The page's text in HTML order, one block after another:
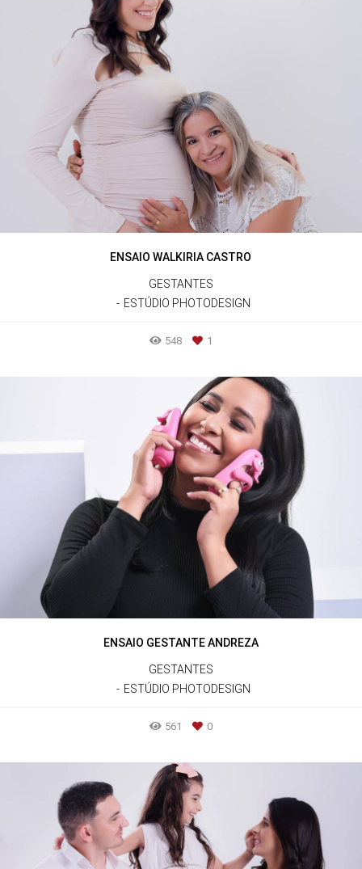
ENSAIO WALKIRIA CASTRO
GESTANTES
ESTÚDIO PHOTODESIGN
548 1
ENSAIO GESTANTE ANDREZA
GESTANTES
ESTÚDIO PHOTODESIGN
561 0